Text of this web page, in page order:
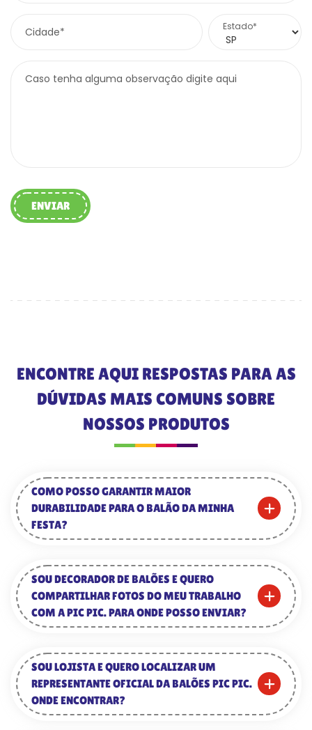
Cidade* Estado*
Caso tenha alguma observação digite aqui
ENVIAR
ENCONTRE AQUI RESPOSTAS PARA AS
DÚVIDAS MAIS COMUNS SOBRE
NOSSOS PRODUTOS
COMO POSSO GARANTIR MAIOR
DURABILIDADE PARA O BALÃO DA MINHA
FESTA?
SOU DECORADOR DE BALÕES E QUERO
COMPARTILHAR FOTOS DO MEU TRABALHO
COM A PIC PIC. PARA ONDE POSSO ENVIAR?
SOU LOJISTA E QUERO LOCALIZAR UM
REPRESENTANTE OFICIAL DA BALÕES PIC PIC.
ONDE ENCONTRAR?